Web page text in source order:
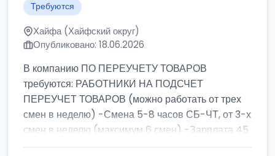
Требуются
Хайфа (Хайфский округ)
Опубликовано: 18.06.2026
В компанию ПО ПЕРЕУЧЕТУ ТОВАРОВ
требуются: РАБОТНИКИ НА ПОДСЧЕТ
ПЕРЕУЧЕТ ТОВАРОВ (можно работать от трех
смен в неделю) -Смена 5-8 часов СБ-ЧТ, от 3-х
смен в неделю (максимум 6 смен) -Зарплата 45
шек ...